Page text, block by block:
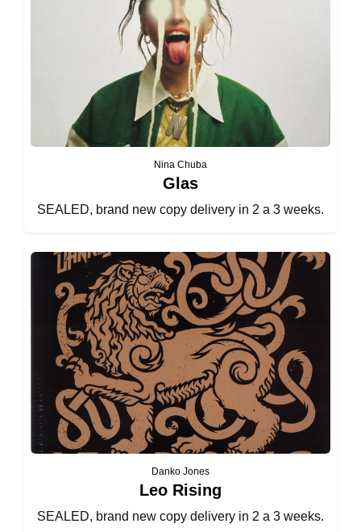
Nina Chuba
Glas
SEALED, brand new copy delivery in 2 a 3 weeks.
Danko Jones
Leo Rising
SEALED, brand new copy delivery in 2 a 3 weeks.